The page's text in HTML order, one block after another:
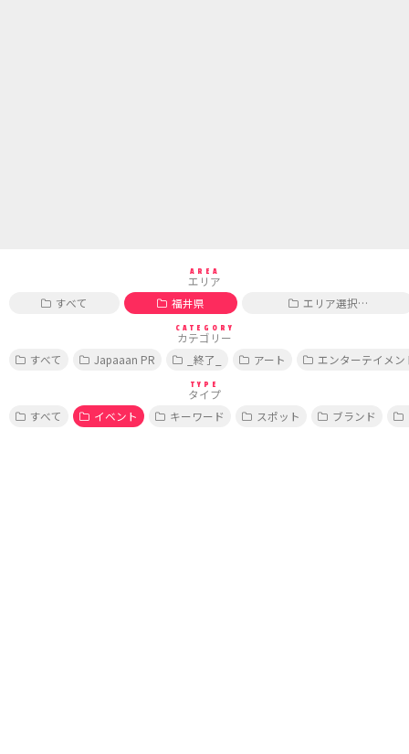
AREA
エリア
すべて
福井県 エリア選択…
CATEGORY
カテゴリー
すべて
Japaaan PR _終了_ アート エンターテイメン
TYPE
タイプ
すべて
イベント キーワード スポット ブランド